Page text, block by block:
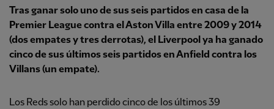
Tras ganar solo uno de sus seis partidos en casa de la
Premier League contra el Aston Villa entre 2009 y 2014
(dos empates y tres derrotas), el Liverpool ya ha ganado
cinco de sus últimos seis partidos en Anfield contra los
Villans (un empate).
Los Reds solo han perdido cinco de los últimos 39